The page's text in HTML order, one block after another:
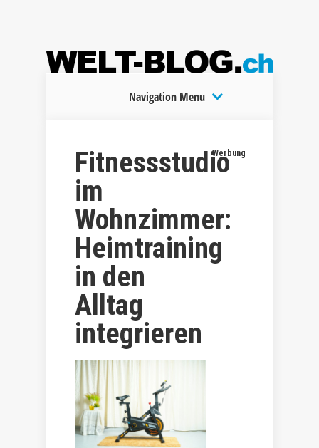
Navigation Menu
Fitnessstudio
im
Wohnzimmer:
Heimtraining
in den
Alltag
integrieren
Werbung